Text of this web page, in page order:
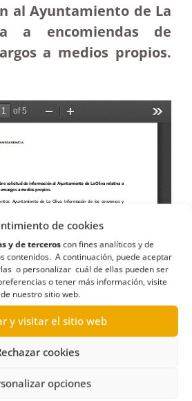
de cookies
y de terceroscon fines analíticos y de
contenidos. A continuación, puede aceptar
o personalizar cuál de ellas pueden ser
o tener más información, visite
de nuestro sitio web.
y visitar el sitio web
cookies
opciones
al Ayuntamiento de La
a encomiendas de
a medios propios.